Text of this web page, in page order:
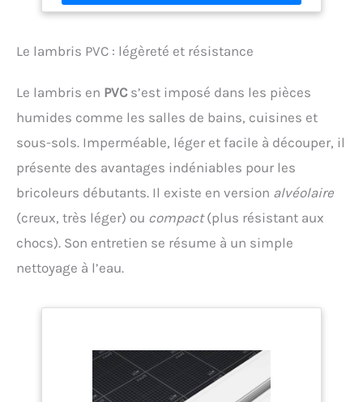
Le lambris PVC : légèreté et résistance
Le lambris en PVCs’est imposé dans les pièces
humides comme les salles de bains, cuisines et
sous-sols. Imperméable, léger et facile à découper, il
présente des avantages indéniables pour les
bricoleurs débutants. Il existe en version alvéolaire
(creux, très léger) ou compact(plus résistant aux
chocs). Son entretien se résume à un simple
nettoyage à l’eau.